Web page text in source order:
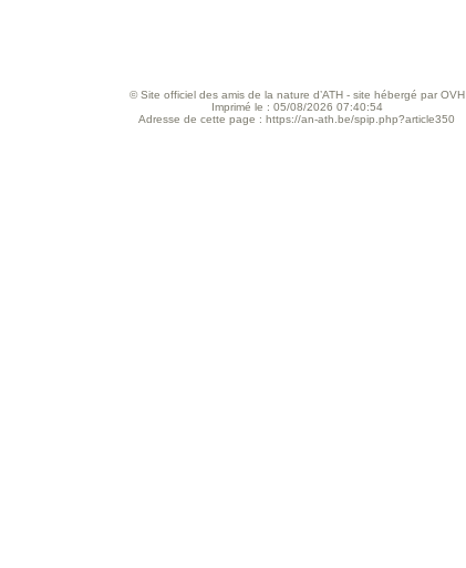
© Site officiel des amis de la nature d’ATH - site hébergé par OVH
Imprimé le : 05/08/2026 07:40:54
Adresse de cette page : https://an-ath.be/spip.php?article350